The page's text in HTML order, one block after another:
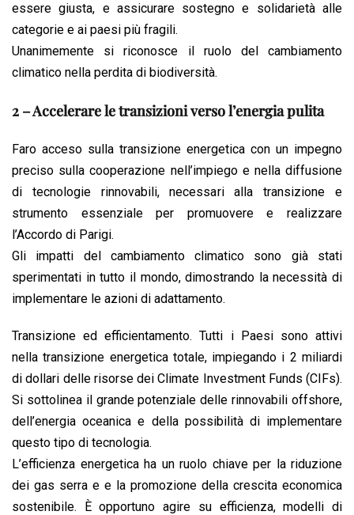
essere giusta, e assicurare sostegno e solidarietà alle
categorie e ai paesi più fragili.
Unanimemente si riconosce il ruolo del cambiamento
climatico nella perdita di biodiversità.
2 – Accelerare le transizioni verso l’energia pulita
Faro acceso sulla transizione energetica con un impegno
preciso sulla cooperazione nell’impiego e nella diffusione
di tecnologie rinnovabili, necessari alla transizione e
strumento essenziale per promuovere e realizzare
l’Accordo di Parigi.
Gli impatti del cambiamento climatico sono già stati
sperimentati in tutto il mondo, dimostrando la necessità di
implementare le azioni di adattamento.
Transizione ed efficientamento. Tutti i Paesi sono attivi
nella transizione energetica totale, impiegando i 2 miliardi
di dollari delle risorse dei Climate Investment Funds (CIFs).
Si sottolinea il grande potenziale delle rinnovabili offshore,
dell’energia oceanica e della possibilità di implementare
questo tipo di tecnologia.
L’efficienza energetica ha un ruolo chiave per la riduzione
dei gas serra e e la promozione della crescita economica
sostenibile. È opportuno agire su efficienza, modelli di